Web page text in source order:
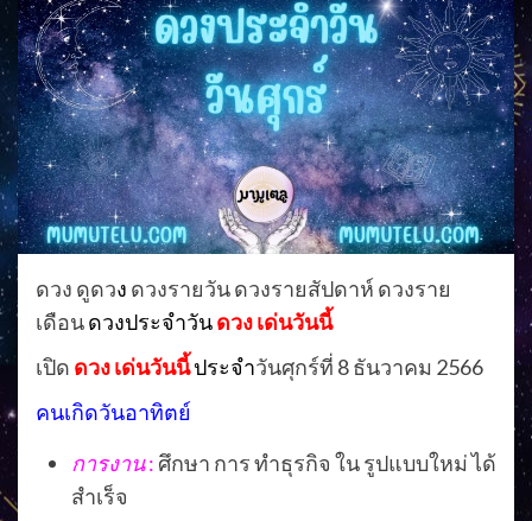
ดวง ดูดวง ดวงรายวัน ดวงรายสัปดาห์ ดวงราย
เดือนดวงประจำวันดวง เด่นวันนี้
เปิด ดวง เด่นวันนี้ประจำวันศุกร์ที่ 8 ธันวาคม 2566
คนเกิดวันอาทิตย์
การงาน: ศึกษา การ ทำธุรกิจ ใน รูปแบบใหม่ ได้
สำเร็จ